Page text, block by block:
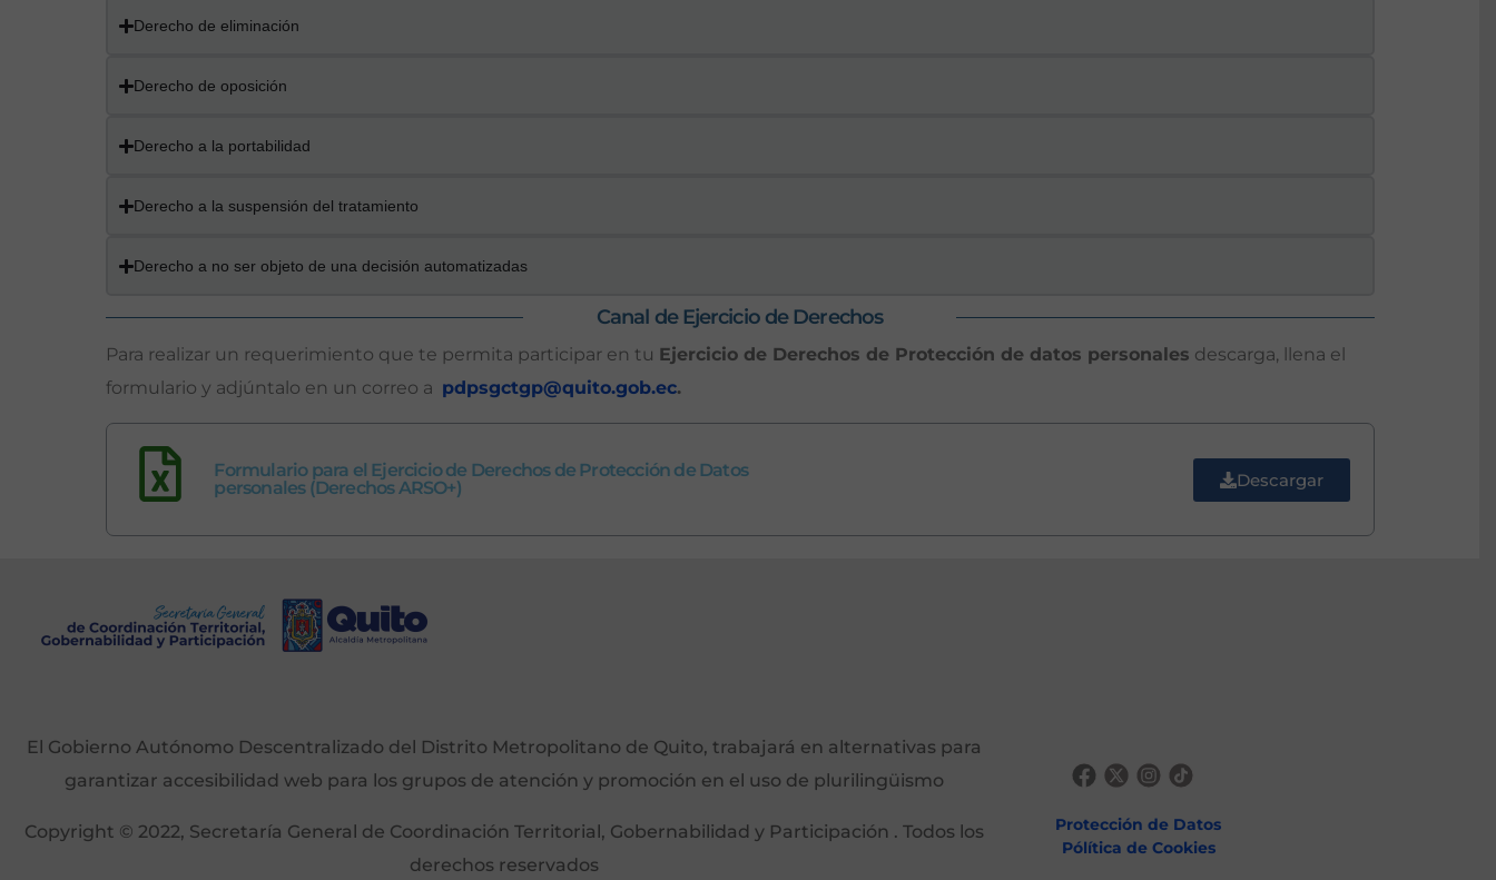
Derecho de eliminación
Derecho de oposición
Derecho a la portabilidad
Derecho a la suspensión del tratamiento
Derecho a no ser objeto de una decisión automatizadas
Canal de Ejercicio de Derechos
Para realizar un requerimiento que te permita participar en tu Ejercicio de Derechos de Protección de datos personales descarga, llena el
formulario y adjúntalo en un correo a pdpsgctgp@quito.gob.ec.
Formulario para el Ejercicio de Derechos de Protección de Datos
personales (Derechos ARSO+)
Descargar
El Gobierno Autónomo Descentralizado del Distrito Metropolitano de Quito, trabajará en alternativas para
garantizar accesibilidad web para los grupos de atención y promoción en el uso de plurilingüismo
Copyright © 2022, Secretaría General de Coordinación Territorial, Gobernabilidad y Participación . Todos los
derechos reservados
Protección de Datos
Pólítica de Cookies